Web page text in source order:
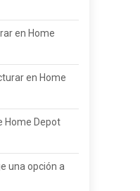
en Home
en Home
Home Depot
una opción a